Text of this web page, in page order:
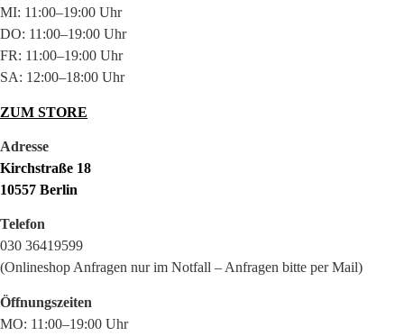
MI: 11:00–19:00 Uhr
DO: 11:00–19:00 Uhr
FR: 11:00–19:00 Uhr
SA: 12:00–18:00 Uhr
ZUM STORE
Adresse
Kirchstraße 18
10557 Berlin
Telefon
030 36419599
(Onlineshop Anfragen nur im Notfall – Anfragen bitte per Mail)
Öffnungszeiten
MO: 11:00–19:00 Uhr